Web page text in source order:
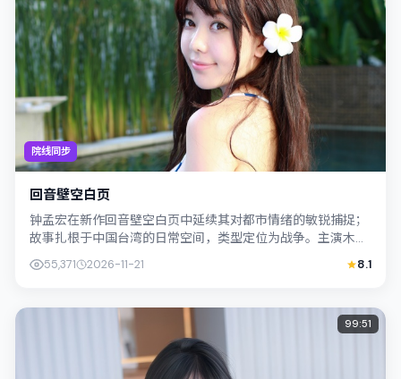
院线同步
回音壁空白页
钟孟宏在新作回音壁空白页中延续其对都市情绪的敏锐捕捉；
故事扎根于中国台湾的日常空间，类型定位为战争。主演木村
拓哉、桂纶镁以克制表演撑起情感内核，...
55,371 2026-11-21 8.1
99:51